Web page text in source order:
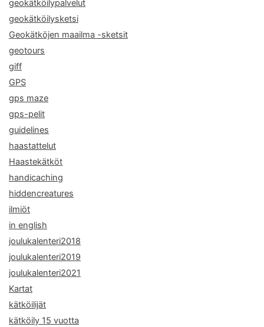
geokätköilypalvelut
geokätköilysketsi
Geokätköjen maailma -sketsit
geotours
giff
GPS
gps maze
gps-pelit
guidelines
haastattelut
Haastekätköt
handicaching
hiddencreatures
ilmiöt
in english
joulukalenteri2018
joulukalenteri2019
joulukalenteri2021
Kartat
kätköilijät
kätköily 15 vuotta